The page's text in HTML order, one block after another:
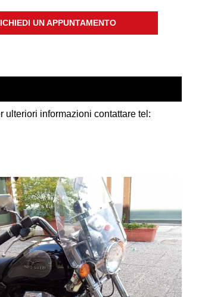
UN APPUNTAMENTO
ulteriori informazioni contattare tel: